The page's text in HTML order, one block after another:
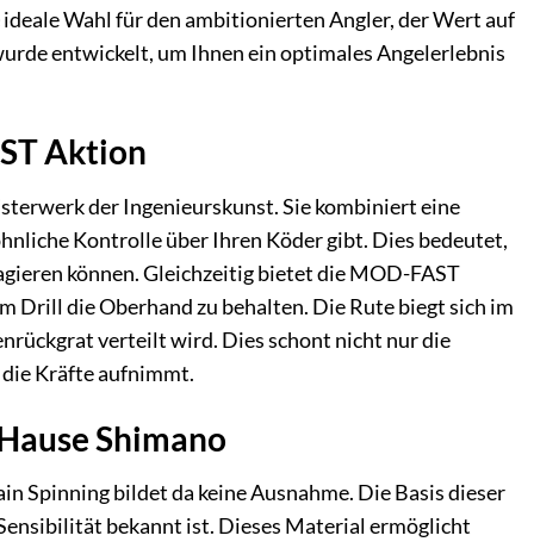
Wahl für den ambitionierten Angler, der Wert auf
entwickelt, um Ihnen ein optimales Angelerlebnis
Aktion
der Ingenieurskunst. Sie kombiniert eine
Kontrolle über Ihren Köder gibt. Dies bedeutet,
können. Gleichzeitig bietet die MOD-FAST
Drill die Oberhand zu behalten. Die Rute biegt sich im
verteilt wird. Dies schont nicht nur die
die Kräfte aufnimmt.
Shimano
Spinning bildet da keine Ausnahme. Die Basis dieser
bekannt ist. Dieses Material ermöglicht